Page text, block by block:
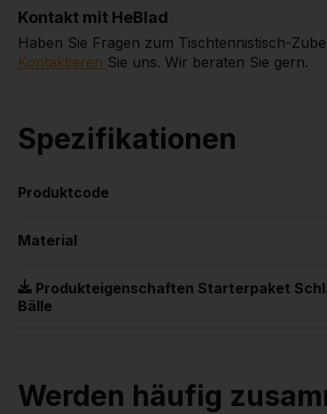
Kontakt mit HeBlad
Haben Sie Fragen zum Tischtennistisch-
Kontaktieren Sie uns. Wir beraten Sie gern.
Spezifikationen
Produktcode
Material
Produkteigenschaften Starterpaket
Bälle
Werden häufig